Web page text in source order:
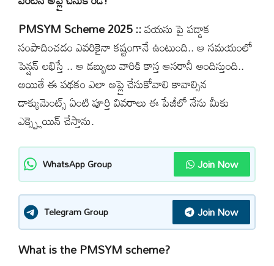
PMSYM Scheme 2025 ::వయసు పై పడ్డాక
సంపాదించడం ఎవరికైనా కష్టంగానే ఉంటుంది.. ఆ సమయంలో
పెన్షన్ లభిస్తే .. ఆ డబ్బులు వారికి కాస్త ఆసరానీ అందిస్తుంది..
అయితే ఈ పథకం ఎలా అప్లై చేసుకోవాలి కావాల్సిన
డాక్యుమెంట్స్ ఏంటి పూర్తి వివరాలు ఈ పేజీలో నేను మీకు
ఎక్స్ప్లెయిన్ చేస్తాను.
WhatsApp Group Join Now
Telegram Group Join Now
What is the PMSYM scheme?